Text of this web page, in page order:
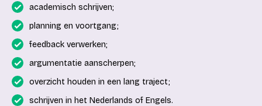
academisch schrijven;
planning en voortgang;
feedback verwerken;
argumentatie aanscherpen;
overzicht houden in een lang traject;
schrijven in het Nederlands of Engels.